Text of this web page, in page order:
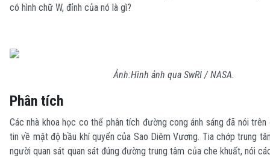
có hình chữ W, đỉnh của nó là gì?
Ảnh:Hình ảnh qua SwRI / NASA.
Phân tích
Các nhà khoa học co thể phân tích đường cong ánh sáng đã nói
tin về mật độ bầu khí quyển của Sao Diêm Vương. Tia chớp trung
người quan sát quan sát đúng đường trung tâm của che khuất, nói